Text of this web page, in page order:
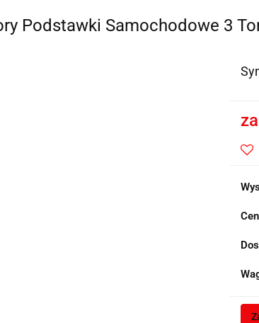
Podstawki Samochodowe 3